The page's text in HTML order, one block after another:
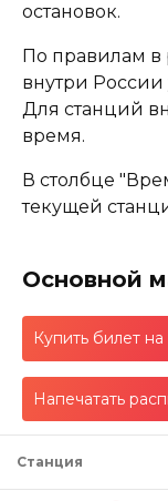
остановок.
По правилам в
внутри России
Для станций
время.
В столбце
текущей
Основной
Купить билет
Напечатать
Станция